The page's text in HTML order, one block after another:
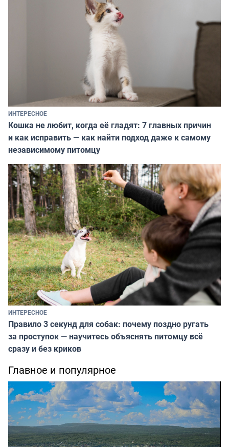
ИНТЕРЕСНОЕ
Кошка не любит, когда её гладят: 7 главных причин
и как исправить — как найти подход даже к самому
независимому питомцу
ИНТЕРЕСНОЕ
Правило 3 секунд для собак: почему поздно ругать
за проступок — научитесь объяснять питомцу всё
сразу и без криков
Главное и популярное